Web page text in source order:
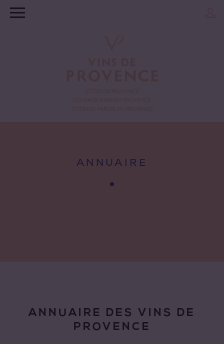
ANNUAIRE
ANNUAIRE DES VINS DE
PROVENCE